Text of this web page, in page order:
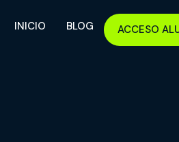
INICIO BLOG ACCESO